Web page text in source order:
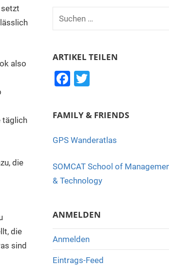
also
täglich
die
die
sind
Suchen
nach:
ARTIKEL TEILEN
F
c
b
o
k
T
tt
FAMILY & FRIENDS
GPS Wanderatlas
SOMCAT School of
& Technology
ANMELDEN
Anmelden
Eintrags-Feed